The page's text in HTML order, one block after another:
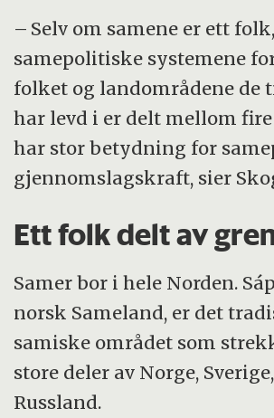
– Selv om samene er ett
samepolitiske systemene
folket og landområdene de
har levd i er delt mellom
har stor betydning for
gjennomslagskraft, sier
Ett folk delt av
Samer bor i hele Norden.
norsk Sameland, er det
samiske området som
store deler av Norge,
Russland.